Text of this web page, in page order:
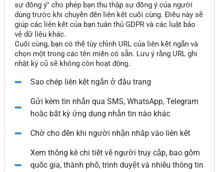
sự đồng ý" cho phép bạn thu thập sự đồng ý của người
dùng trước khi chuyển đến liên kết cuối cùng. Điều này sẽ
giúp các liên kết của bạn tuân thủ GDPR và các luật bảo
vệ dữ liệu khác.
Cuối cùng, bạn có thể tùy chỉnh URL của liên kết ngắn và
chọn một trong các tên miền có sẵn. Lưu ý rằng URL ghi
nhật ký cũ sẽ không còn hoạt động.
Sao chép liên kết ngắn ở đầu trang
Gửi kèm tin nhắn qua SMS, WhatsApp, Telegram
hoặc bất kỳ ứng dụng nhắn tin nào khác
Chờ cho đến khi người nhận nhấp vào liên kết
Xem thống kê chi tiết về người truy cập, bao gồm
quốc gia, thành phố, trình duyệt và nhiều thông tin